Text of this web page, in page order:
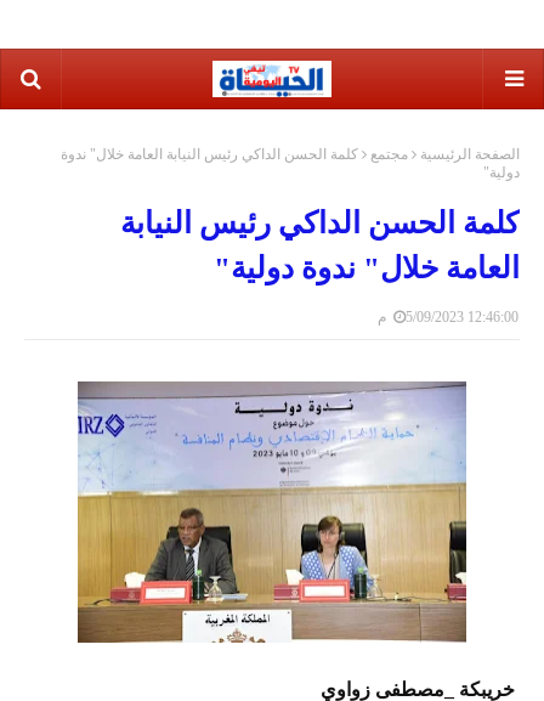
الصفحة الرئيسية مجتمع
كلمة الحسن الداكي رئيس النيابة العامة خلال" ندوة
دولية"
كلمة الحسن الداكي رئيس النيابة
العامة خلال" ندوة دولية"
5/09/2023 12:46:00 م
خريبكة _مصطفى زواوي